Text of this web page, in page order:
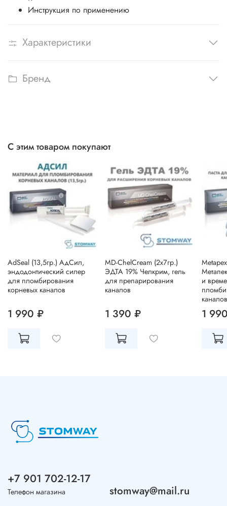
Инструкция по применению
Характеристики
Бренд
С этим товаром покупают
AdSeal (13,5гр.) АдСил,
эндодонтический силер
для пломбирования
корневых каналов
1 990 ₽
MD-ChelCream (2x7гр.)
ЭДТА 19% Челкрим, гель
для препарирования
каналов
1 390 ₽
и
каналов
1
+7 901 702-12-17
Телефон магазина stomway@mail.ru